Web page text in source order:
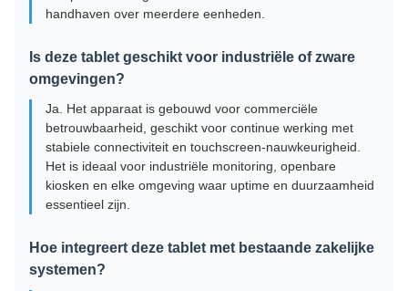
handhaven over meerdere eenheden.
Is deze tablet geschikt voor industriële of zware
omgevingen?
Ja. Het apparaat is gebouwd voor commerciële
betrouwbaarheid, geschikt voor continue werking met
stabiele connectiviteit en touchscreen-nauwkeurigheid.
Het is ideaal voor industriële monitoring, openbare
kiosken en elke omgeving waar uptime en duurzaamheid
essentieel zijn.
Hoe integreert deze tablet met bestaande zakelijke
systemen?